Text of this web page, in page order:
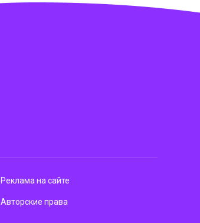
Реклама на сайте
Авторские права